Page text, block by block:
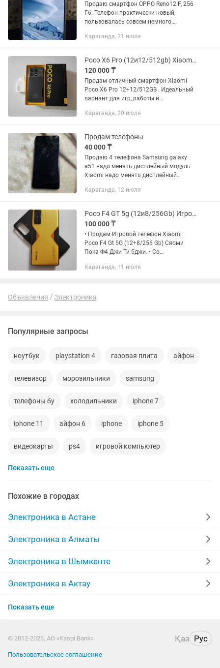
Продаю смартфон OPPO Reno12 F, 256
Гб. Телефон практически новый,
пользовалась совсем немного.
всё, что было при покупке). Продаю по
Караганда, 21 июля
Poco X6 Pro (12и12/512gb) Xiaomi Поко х6 Про
120 000 ₸
Продам отличный смартфон Xiaomi
Poco X6 Pro 12+12/512GB . Идеальный
вариант для игр, работы и
Характеристики: • 512 Gb Памяти /
Караганда, 20 июля
Продам телефоны
40 000 ₸
Продаю 4 телефона Samsung galaxy
a51 надо менять дисплейный модуль
Xiaomi надо менять дисплейный
6plus менять дисплейный модуль
Караганда, 12 июля
Poco F4 GT 5g (12и8/256Gb) Игровой телефон Пока Ф4 ДжиТи Xiaomi
100 000 ₸
• Продам Игровой телефон Xiaomi
Poco F4 Gt 5G (12+8/256 Gb) Сяоми
Пока Ф4 Джи Ти 5джи. • Со
очень удобно подходят для игр. • Без
Караганда, 11 июля
Объявления Электроника
Популярные запросы
ноутбук playstation 4 газовая плита айфон
телевизор морозильники samsung
телефоны бу холодильники iphone 7
iphone 11 айфон 6 iphone iphone 5
видеокарты ps4 игровой компьютер
смартфон
apple watch беспроводные наушники
моноблок обмен ddr2
macbook компьютер
Показать еще
Похожие в городах
Электроника в Астане
Электроника в Алматы
Электроника в Шымкенте
Электроника в Актау
Электроника в Таразе
Электроника в Уральске
Показать еще
© 2012-2026, АО «Kaspi Bank» Қаз Рус
Пользовательское соглашение